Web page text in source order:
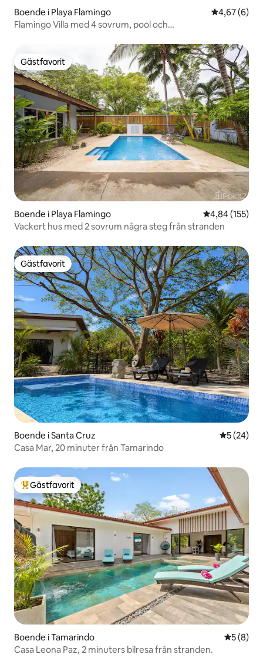
Boende i Playa Flamingo 4,67 av 5 i
4,67 (6)
Flamingo Villa med 4 sovrum, pool och
Gästfavorit
Gästfavorit
Boende i Playa Flamingo 4,84 av 5 i
4,84 (155)
Vackert hus med 2 sovrum några steg från stranden
Gästfavorit
Gästfavorit
Boende i Santa Cruz 5 av 5 i
5 (24)
Casa Mar, 20 minuter från Tamarindo
Populär gästfavorit
Gästfavorit
Boende i Tamarindo 5 av 5 i
5 (8)
Casa Leona Paz, 2 minuters bilresa från stranden.